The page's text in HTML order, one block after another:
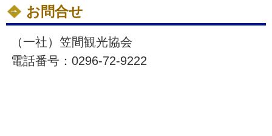
お問合せ
（一社）笠間観光協会
電話番号：0296-72-9222